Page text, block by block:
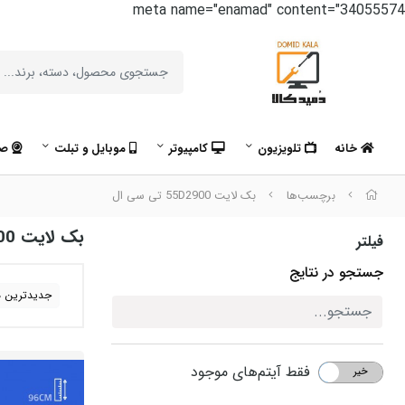
meta name="enamad" content="34055574
خانه تلویزیون کامپیوتر موبایل و تبلت
برچسب‌ها بک لایت 55D2900 تی سی ال
فیلتر
جستجو در نتایج
بله خیر فقط آیتم‌های موجود
بک لایت 55D2900 تی سی ال
جدیدترین